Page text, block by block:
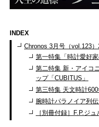
INDEX
Chronos 3月号（vol.123
第一特集「時計愛好
第二特集 新・アイコ
ップ「CUBITUS」
第三特集 天文時計600
腕時計パラノイア列伝
［別冊付録］F.P.ジ